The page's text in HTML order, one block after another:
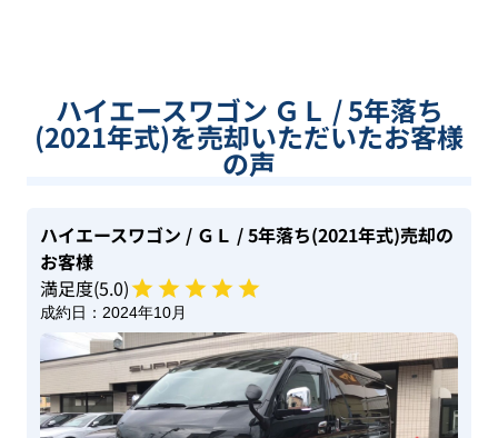
ハイエースワゴン ＧＬ / 5年落ち
(2021年式)を売却いただいたお客様
の声
ハイエースワゴン / ＧＬ / 5年落ち(2021年式)売却の
お客様
満足度(5.0)
成約日： 2024年10月